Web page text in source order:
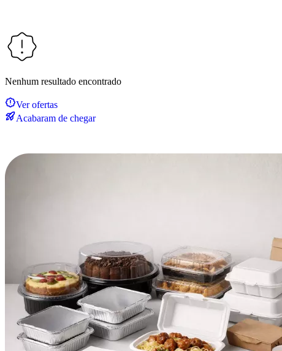
Nenhum resultado encontrado
Ver ofertas
Acabaram de chegar